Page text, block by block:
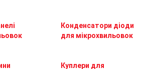
Конденсатори діоди
для мікрохвильовок
Куплери для